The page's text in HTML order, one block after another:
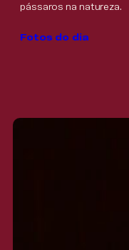
pássaros na natureza.
Fotos do dia